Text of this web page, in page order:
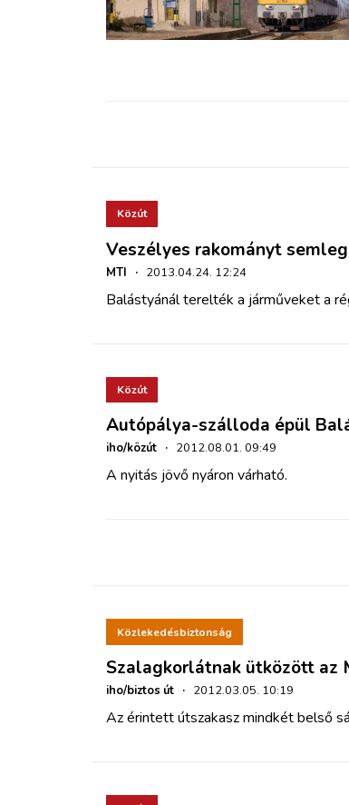
WEBSHOP
BELÉPÉS
Közút
Veszélyes rakományt
MTI · 2013.04.24. 12:24
Balástyánál terelték a járműveket a
Közút
Autópálya-szálloda épül
iho/közút · 2012.08.01. 09:49
A nyitás jövő nyáron várható.
Közlekedésbiztonság
Szalagkorlátnak ütközött az
iho/biztos út · 2012.03.05. 10:19
Az érintett útszakasz mindkét belső